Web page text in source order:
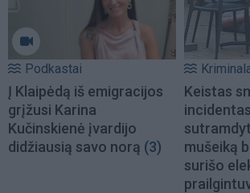
Podkastai
Į Klaipėdą iš emigracijos
grįžusi Karina
Kučinskienė įvardijo
didžiausią savo norą (3)
Keistas
mušeiką
surišo